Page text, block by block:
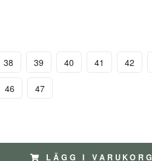
38 39 40 41 42
46 47
LÄGG I VARUKORG